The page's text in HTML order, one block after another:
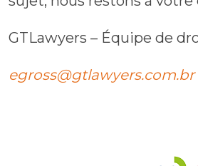
GTLawyers – Équipe de
egross@gtlawyers.com.br